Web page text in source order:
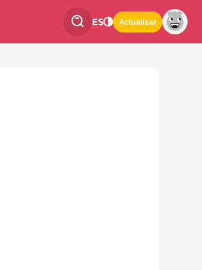
ES Actualizar